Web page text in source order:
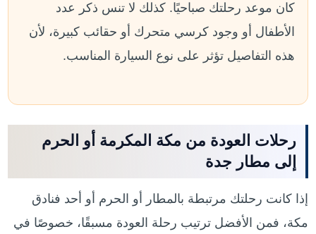
كان موعد رحلتك صباحيًا. كذلك لا تنس ذكر عدد
الأطفال أو وجود كرسي متحرك أو حقائب كبيرة، لأن
هذه التفاصيل تؤثر على نوع السيارة المناسب.
رحلات العودة من مكة المكرمة أو الحرم
إلى مطار جدة
إذا كانت رحلتك مرتبطة بالمطار أو الحرم أو أحد فنادق
مكة، فمن الأفضل ترتيب رحلة العودة مسبقًا، خصوصًا في